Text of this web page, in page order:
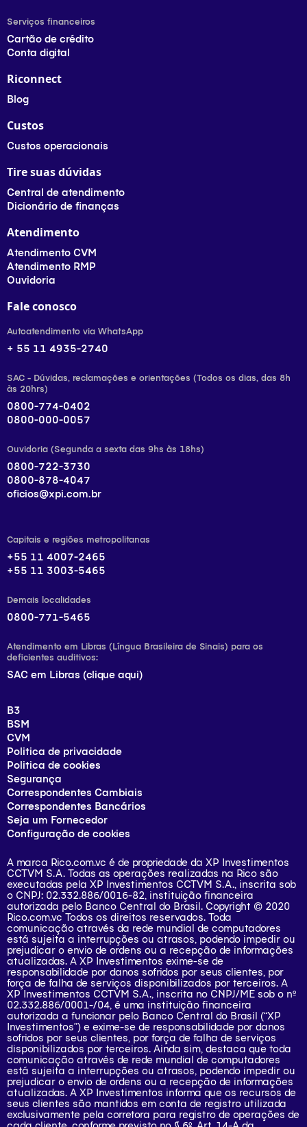
Serviços financeiros
Cartão de crédito
Conta digital
Riconnect
Blog
Custos
Custos operacionais
Tire suas dúvidas
Central de atendimento
Dicionário de finanças
Atendimento
Atendimento CVM
Atendimento RMP
Ouvidoria
Fale conosco
Autoatendimento via WhatsApp
+ 55 11 4935-2740
SAC - Dúvidas, reclamações e orientações (Todos os dias, das 8h
às 20hrs)
0800-774-0402
0800-000-0057
Ouvidoria (Segunda a sexta das 9hs às 18hs)
0800-722-3730
0800-878-4047
oficios@xpi.com.br
Capitais e regiões metropolitanas
+55 11 4007-2465
+55 11 3003-5465
Demais localidades
0800-771-5465
Atendimento em Libras (Língua Brasileira de Sinais) para os
deficientes auditivos:
SAC em Libras (clique aqui)
B3
BSM
CVM
Politica de privacidade
Politica de cookies
Segurança
Correspondentes Cambiais
Correspondentes Bancários
Seja um Fornecedor
Configuração de cookies
A marca Rico.com.vc é de propriedade da XP Investimentos
CCTVM S.A. Todas as operações realizadas na Rico são
executadas pela XP Investimentos CCTVM S.A., inscrita sob
o CNPJ: 02.332.886/0016-82, instituição financeira
autorizada pelo Banco Central do Brasil. Copyright © 2020
Rico.com.vc Todos os direitos reservados. Toda
comunicação através da rede mundial de computadores
está sujeita a interrupções ou atrasos, podendo impedir ou
prejudicar o envio de ordens ou a recepção de informações
atualizadas. A XP Investimentos exime-se de
responsabilidade por danos sofridos por seus clientes, por
força de falha de serviços disponibilizados por terceiros. A
XP Investimentos CCTVM S.A., inscrita no CNPJ/ME sob o nº
02.332.886/0001-/­04, é uma instituição financeira
autorizada a funcionar pelo Banco Central do Brasil (“XP
Investimentos”) e exime-se de responsabilidade por danos
sofridos por seus clientes, por força de falha de serviços
disponibilizados por terceiros. Ainda sim, destaca que toda
comunicação através de rede mundial de computadores
está sujeita a interrupções ou atrasos, podendo impedir ou
prejudicar o envio de ordens ou a recepção de informações
atualizadas. A XP Investimentos informa que os recursos de
seus clientes são mantidos em conta de registro utilizada
exclusivamente pela corretora para registro de operações de